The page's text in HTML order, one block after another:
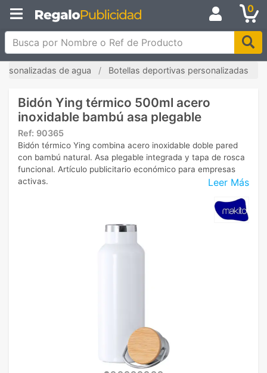
0
Busca por Nombre o Ref de Producto
de agua Botellas deportivas personalizadas
Bidón Ying térmico 500ml acero
inoxidable bambú asa plegable
Ref: 90365
Leer Más
Bidón térmico Ying combina acero inoxidable doble pared
con bambú natural. Asa plegable integrada y tapa de rosca
funcional. Artículo publicitario económico para empresas
activas.